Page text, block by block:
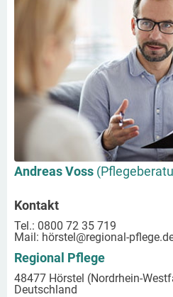
Andreas Voss
Kontakt
Tel.: 0800 72 35 719
Mail: hörstel@regional-
Regional Pflege
48477 Hörstel (Nordrhein-
Deutschland